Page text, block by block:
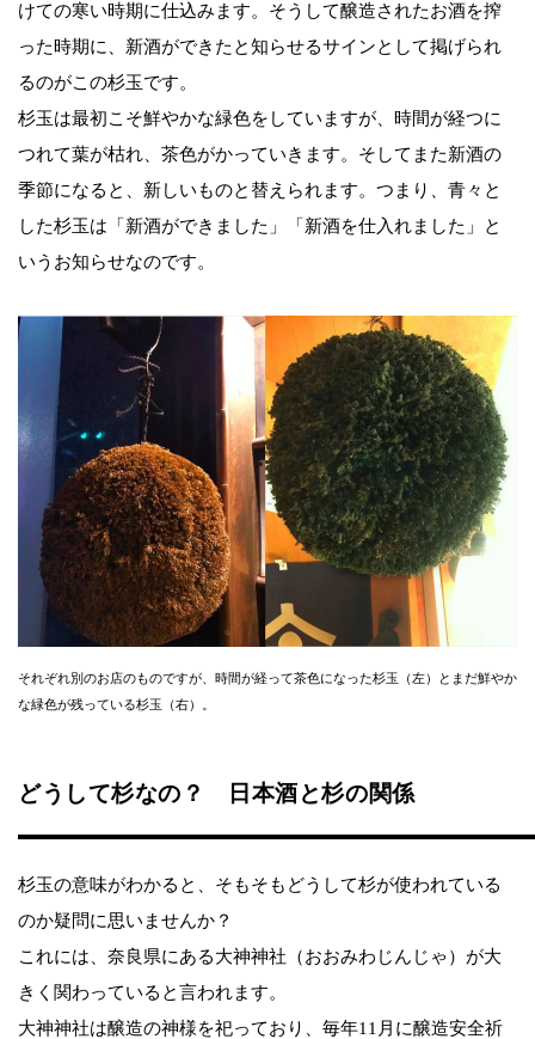
けての寒い時期に仕込みます。そうして醸造されたお酒を搾
った時期に、新酒ができたと知らせるサインとして掲げられ
るのがこの杉玉です。
杉玉は最初こそ鮮やかな緑色をしていますが、時間が経つに
つれて葉が枯れ、茶色がかっていきます。そしてまた新酒の
季節になると、新しいものと替えられます。つまり、青々と
した杉玉は「新酒ができました」「新酒を仕入れました」と
いうお知らせなのです。
それぞれ別のお店のものですが、時間が経って茶色になった杉玉（左）とまだ鮮やか
な緑色が残っている杉玉（右）。
どうして杉なの？ 日本酒と杉の関係
杉玉の意味がわかると、そもそもどうして杉が使われている
のか疑問に思いませんか？
これには、奈良県にある大神神社（おおみわじんじゃ）が大
きく関わっていると言われます。
大神神社は醸造の神様を祀っており、毎年11月に醸造安全祈